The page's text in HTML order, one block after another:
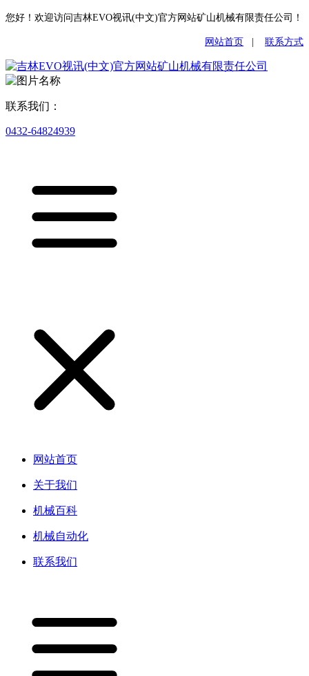
您好！欢迎访问吉林EVO视讯(中文)官方网站矿山机械有限责任公司！
网站首页 联系方式
联系我们：
0432-64824939
网站首页
关于我们
机械百科
机械自动化
联系我们